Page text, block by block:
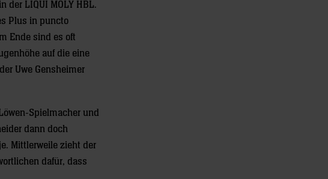
der LIQUI MOLY HBL.
Plus in puncto
Ende sind es oft
auf die eine
Uwe Gensheimer
Spielmacher und
dann doch
Mittlerweile zieht der
dafür, dass